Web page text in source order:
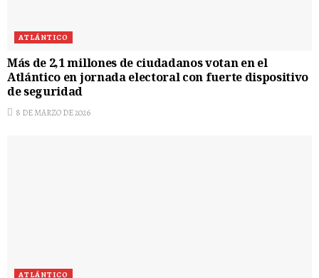
ATLÁNTICO
Más de 2,1 millones de ciudadanos votan en el
Atlántico en jornada electoral con fuerte dispositivo
de seguridad
8 DE MARZO DE 2026
ATLÁNTICO